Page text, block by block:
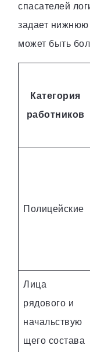
спасателей
задает
может быть
Категория
работников
Полицейские
Лица
рядового и
начальствую
щего состава